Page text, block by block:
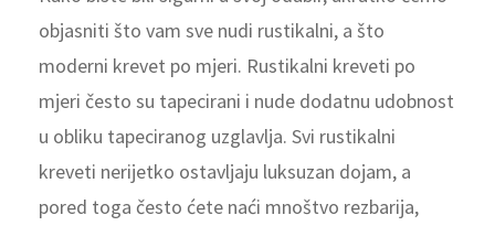
objasniti što vam sve nudi rustikalni, a što
moderni krevet po mjeri. Rustikalni kreveti po
mjeri često su tapecirani i nude dodatnu udobnost
u obliku tapeciranog uzglavlja. Svi rustikalni
kreveti nerijetko ostavljaju luksuzan dojam, a
pored toga često ćete naći mnoštvo rezbarija,